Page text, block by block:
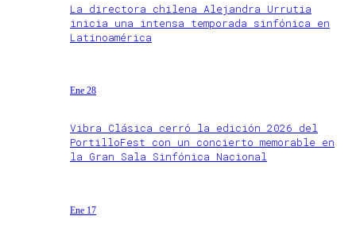
La directora chilena Alejandra Urrutia
inicia una intensa temporada sinfónica en
Latinoamérica
Ene 28
Vibra Clásica cerró la edición 2026 del
PortilloFest con un concierto memorable en
la Gran Sala Sinfónica Nacional
Ene 17